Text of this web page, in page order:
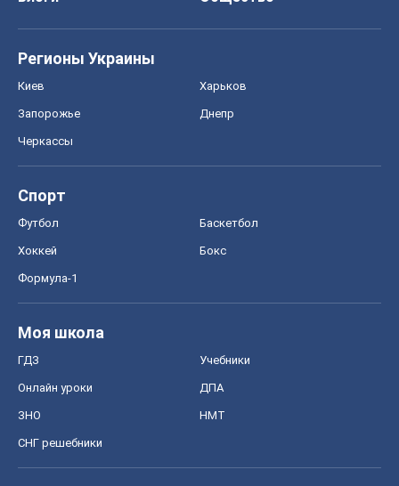
Регионы Украины
Киев Харьков
Запорожье Днепр
Черкассы
Спорт
Футбол Баскетбол
Хоккей Бокс
Формула-1
Моя школа
ГДЗ Учебники
Онлайн уроки ДПА
ЗНО НМТ
СНГ решебники